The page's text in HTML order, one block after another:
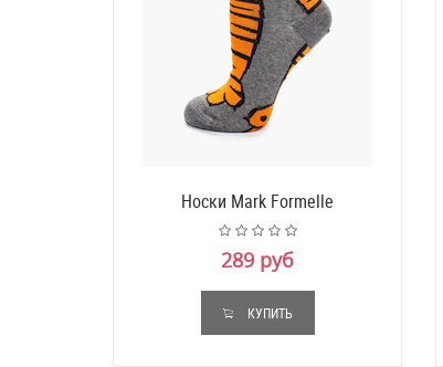
Носки Mark Formelle
289 руб
КУПИТЬ